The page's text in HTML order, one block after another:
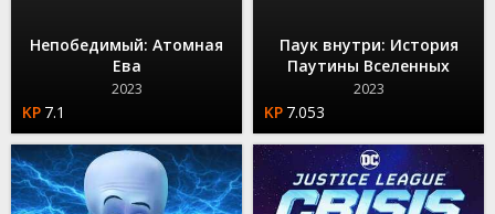
Непобедимый: Атомная
Ева
2023
7.1
Паук внутри: История
Паутины Вселенных
2023
7.053